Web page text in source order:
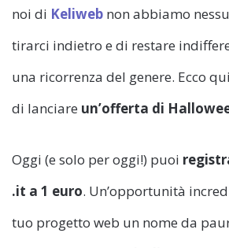
noi di Keliweb non abbiamo
tirarci indietro e di restare
una ricorrenza del genere. Ecco
di lanciare un’offerta di
Oggi (e solo per oggi!) puoi
.it a 1 euro. Un’opportunità
tuo progetto web un nome da